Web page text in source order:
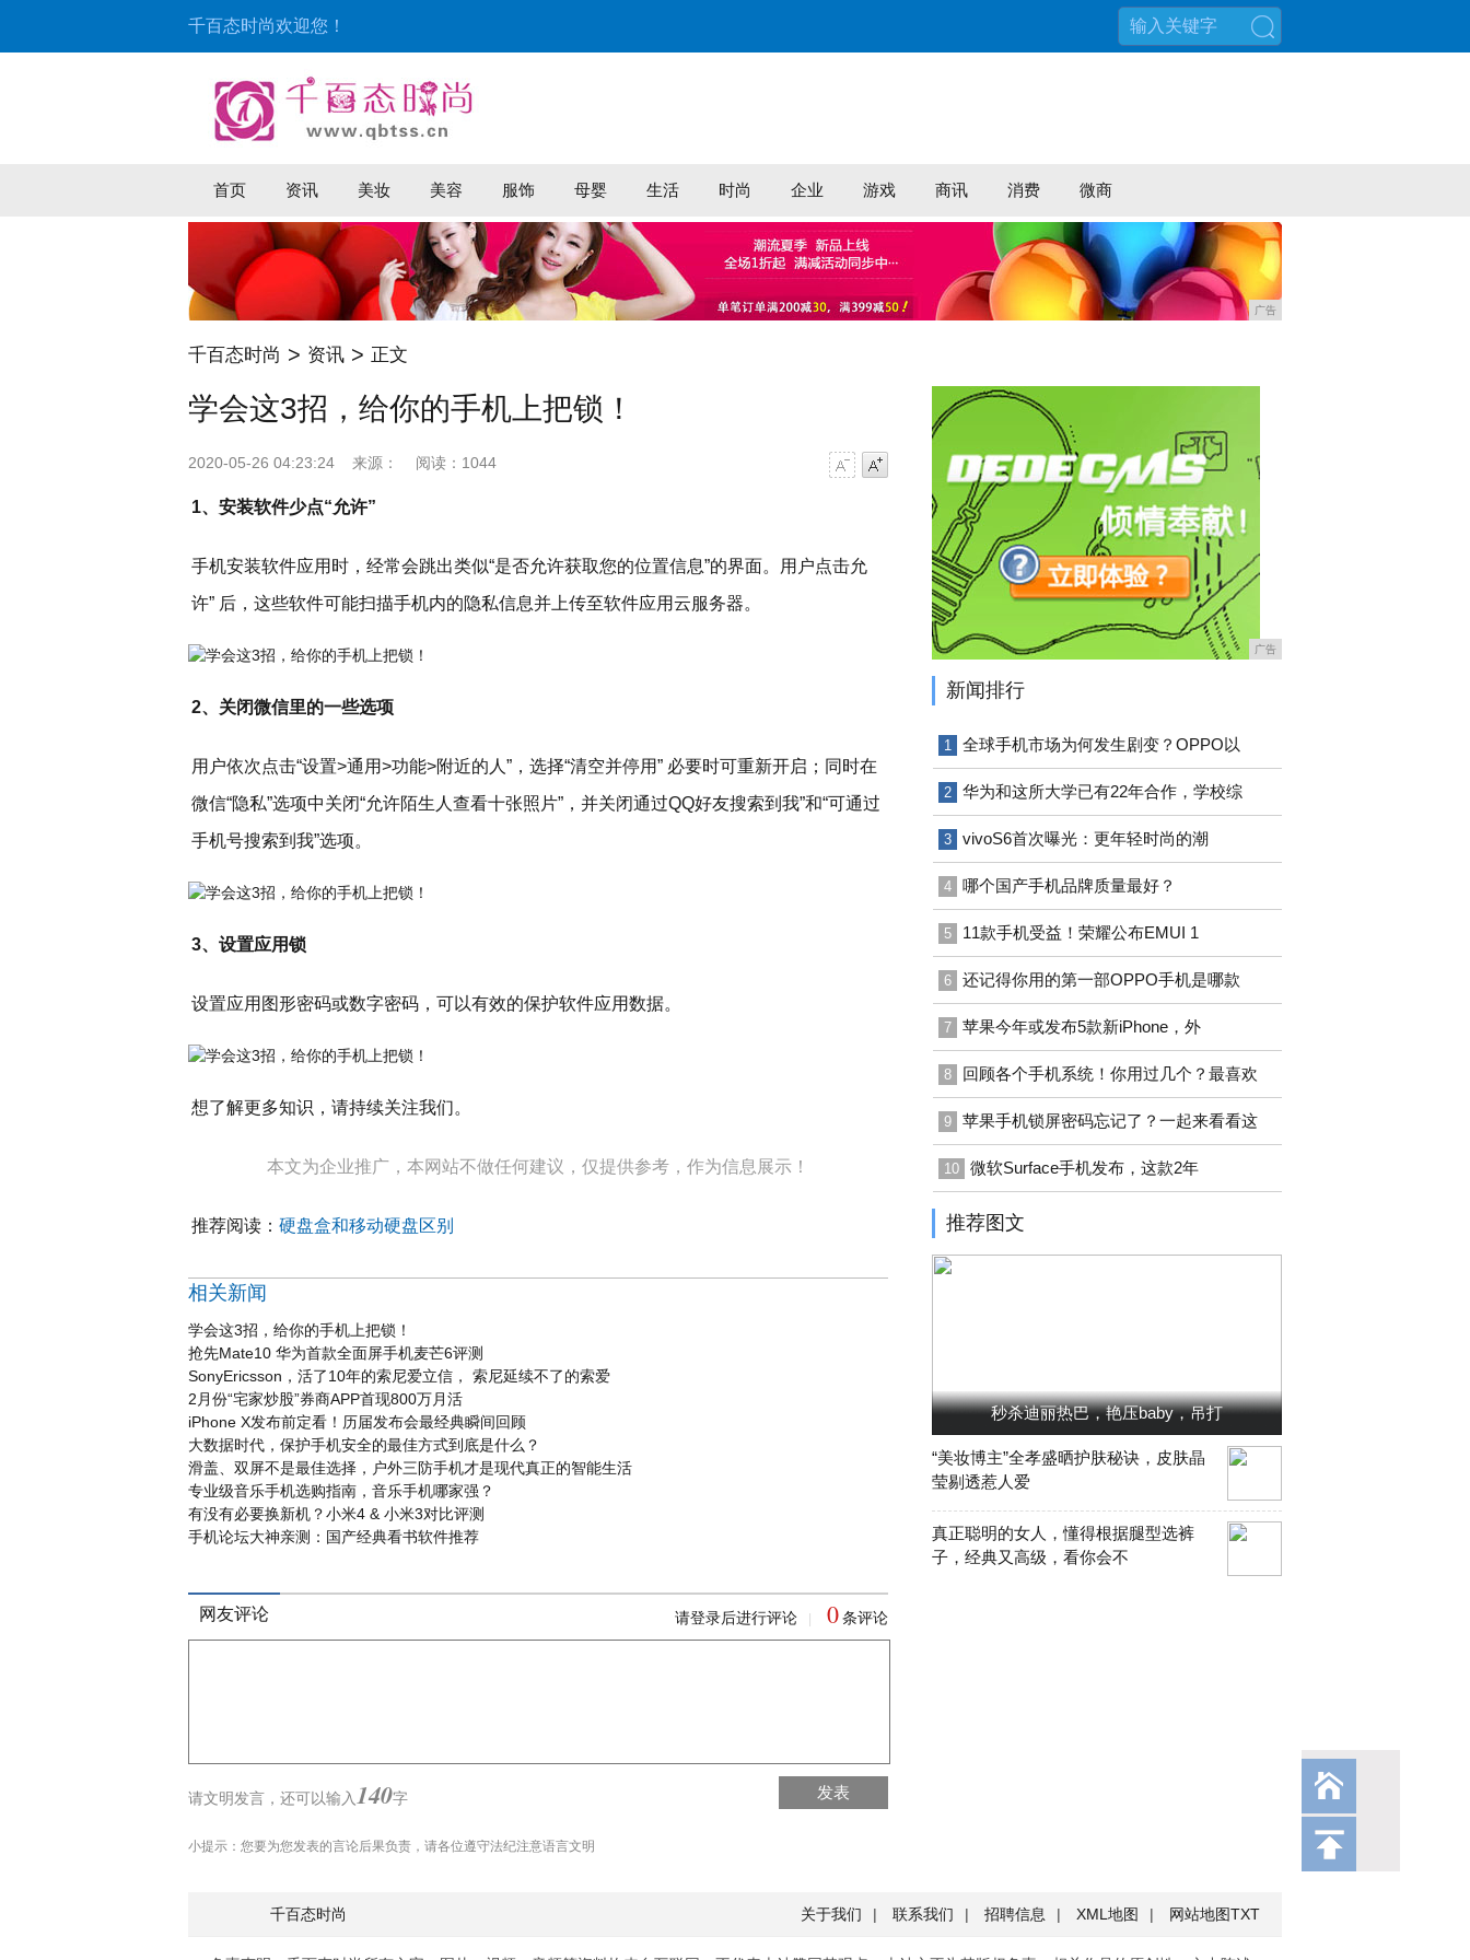
千百态时尚欢迎您！
首页 资讯 美妆 美容 服饰 母婴 生活 时尚 企业 游戏 商讯 消费 微商
广告
千百态时尚 > 资讯 > 正文
学会这3招，给你的手机上把锁！
2020-05-26 04:23:24 来源： 阅读：1044
1、安装软件少点“允许”
手机安装软件应用时，经常会跳出类似“是否允许获取您的位置信息”的界面。用户点击允
许” 后，这些软件可能扫描手机内的隐私信息并上传至软件应用云服务器。
2、关闭微信里的一些选项
用户依次点击“设置>通用>功能>附近的人”，选择“清空并停用” 必要时可重新开启；同时在
微信“隐私”选项中关闭“允许陌生人查看十张照片”，并关闭通过QQ好友搜索到我”和“可通过
手机号搜索到我”选项。
3、设置应用锁
设置应用图形密码或数字密码，可以有效的保护软件应用数据。
想了解更多知识，请持续关注我们。
本文为企业推广，本网站不做任何建议，仅提供参考，作为信息展示！
推荐阅读： 硬盘盒和移动硬盘区别
相关新闻
学会这3招，给你的手机上把锁！
抢先Mate10 华为首款全面屏手机麦芒6评测
SonyEricsson，活了10年的索尼爱立信， 索尼延续不了的索爱
2月份“宅家炒股”券商APP首现800万月活
iPhone X发布前定看！历届发布会最经典瞬间回顾
大数据时代，保护手机安全的最佳方式到底是什么？
滑盖、双屏不是最佳选择，户外三防手机才是现代真正的智能生活
专业级音乐手机选购指南，音乐手机哪家强？
有没有必要换新机？小米4 & 小米3对比评测
手机论坛大神亲测：国产经典看书软件推荐
网友评论 请登录后进行评论 0条评论
请文明发言， 还可以输入140字 发表
小提示：您要为您发表的言论后果负责，请各位遵守法纪注意语言文明
广告
新闻排行
1 全球手机市场为何发生剧变？OPPO以
2 华为和这所大学已有22年合作，学校综
3 vivoS6首次曝光：更年轻时尚的潮
4 哪个国产手机品牌质量最好？
5 11款手机受益！荣耀公布EMUI 1
6 还记得你用的第一部OPPO手机是哪款
7 苹果今年或发布5款新iPhone，外
8 回顾各个手机系统！你用过几个？最喜欢
9 苹果手机锁屏密码忘记了？一起来看看这
10 微软Surface手机发布，这款2年
推荐图文
秒杀迪丽热巴，艳压baby，吊打
“美妆博主”全孝盛晒护肤秘诀，皮肤晶
莹剔透惹人爱
真正聪明的女人，懂得根据腿型选裤
子，经典又高级，看你会不
回到首页
千百态时尚 关于我们 | 联系我们 | 招聘信息 | XML地图 | 网站地图TXT